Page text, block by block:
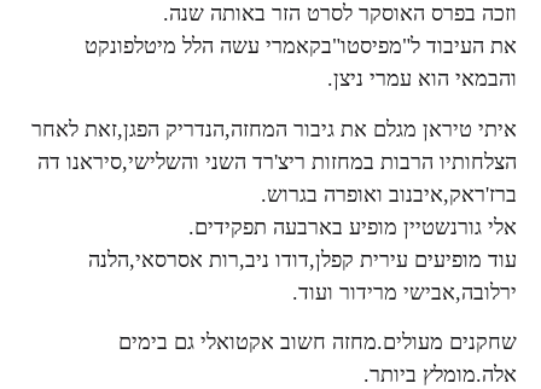
וזכה בפרס האוסקר לסרט הזר באותה שנה.
את העיבוד ל"מפיסטו"בקאמרי עשה הלל מיטלפונקט
והבמאי הוא עמרי ניצן.
איתי טיראן מגלם את גיבור המחזה,הנדריק הפגן,זאת לאחר
הצלחותיו הרבות במחזות ריצ'רד השני והשלישי,סיראנו דה
ברז'ראק,איבנוב ואופרה בגרוש.
אלי גורנשטיין מופיע בארבעה תפקידים.
עוד מופיעים עירית קפלן,דודו ניב,רות אסרסאי,הלנה
ירלובה,אבישי מרידור ועוד.
שחקנים מעולים.מחזה חשוב אקטואלי גם בימים
אלה.מומלץ ביותר.